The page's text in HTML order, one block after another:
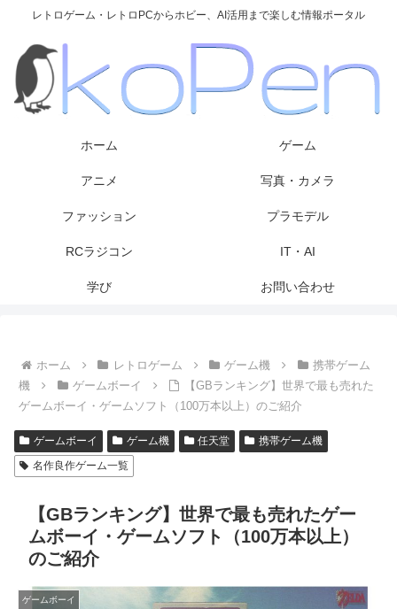
レトロゲーム・レトロPCからホビー、AI活用まで楽しむ情報ポータル
ホーム ゲーム
アニメ 写真・カメラ
ファッション プラモデル
RCラジコン IT・AI
学び お問い合わせ
ホーム レトロゲーム ゲーム機
携帯ゲーム
機
ゲームボーイ
【GBランキング】世界で最も売れた
ゲームボーイ・ゲームソフト（100万本以上）のご紹介
ゲームボーイ ゲーム機 任天堂
携帯ゲーム機
名作良作ゲーム一覧
【GBランキング】世界で最も売れたゲー
ムボーイ・ゲームソフト（100万本以上）
のご紹介
ゲームボーイ